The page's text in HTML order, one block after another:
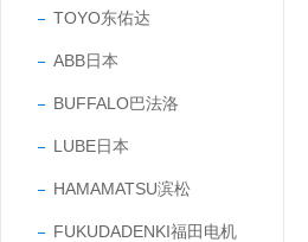
TOYO东佑达
ABB日本
BUFFALO巴法洛
LUBE日本
HAMAMATSU滨松
FUKUDADENKI福田电机